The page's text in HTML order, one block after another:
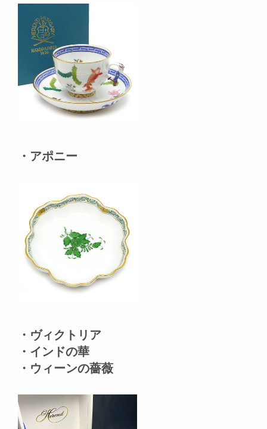
・アポニー
・ヴィクトリア
・インドの華
・ウィーンの薔薇